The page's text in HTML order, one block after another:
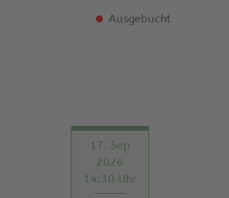
Ausgebucht
17. Sep
2026
14:30 Uhr